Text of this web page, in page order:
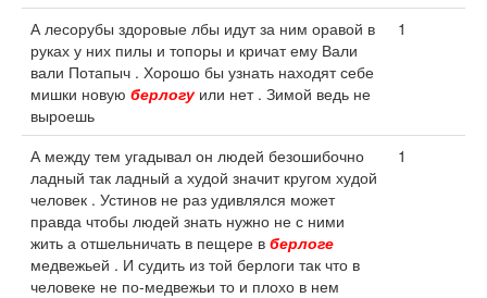
А лесорубы здоровые лбы идут за ним оравой в
руках у них пилы и топоры и кричат ему Вали
вали Потапыч . Хорошо бы узнать находят себе
мишки новую берлогуили нет . Зимой ведь не
выроешь
1
А между тем угадывал он людей безошибочно
ладный так ладный а худой значит кругом худой
человек . Устинов не раз удивлялся может
правда чтобы людей знать нужно не с ними
жить а отшельничать в пещере в берлоге
медвежьей . И судить из той берлоги так что в
человеке не по-медвежьи то и плохо в нем
1